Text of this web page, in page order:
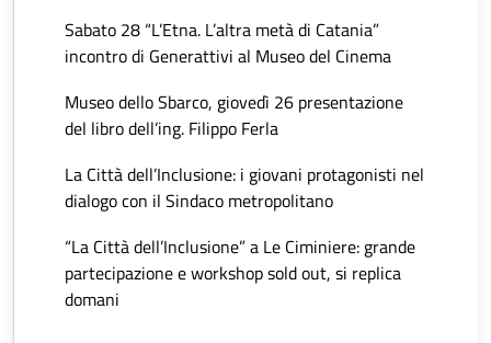
Sabato 28 “L’Etna. L’altra metà di Catania”
incontro di Generattivi al Museo del Cinema
Museo dello Sbarco, giovedì 26 presentazione
del libro dell’ing. Filippo Ferla
La Città dell’Inclusione: i giovani protagonisti nel
dialogo con il Sindaco metropolitano
“La Città dell’Inclusione” a Le Ciminiere: grande
partecipazione e workshop sold out, si replica
domani